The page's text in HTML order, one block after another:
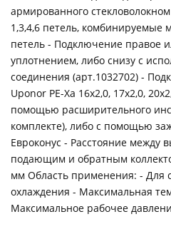
армированного
1,3,4,6 петель, комбинируемые
петель - Подключение правое
уплотнением, либо снизу с
соединения (арт.1032702) -
Uponor PE-Xa 16х2,0, 17х2,0,
помощью расширительного
комплекте), либо с помощью
Евроконус - Расстояние между
подающим и обратным
мм Область применения: - Для
охлаждения - Максимальная
Максимальное рабочее